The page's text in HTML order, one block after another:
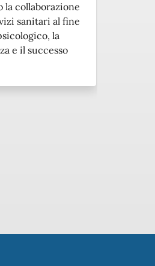
la collaborazione
sanitari al fine
la
e il successo